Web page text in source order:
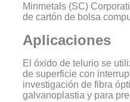
Minmetals (SC)
de cartón de bolsa
Aplicaciones
El óxido de telurio se
de superficie con
investigación de fibra
galvanoplastia y para